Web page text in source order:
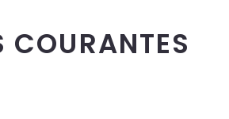
COURANTES